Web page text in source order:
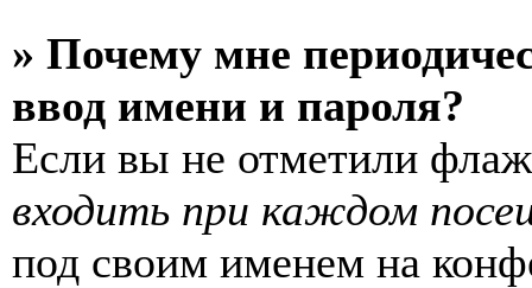
» Почему мне
ввод имени и пароля?
Если вы не отметили
входить при каждом
под своим именем на